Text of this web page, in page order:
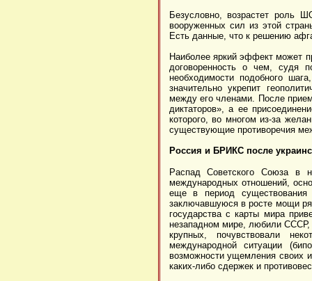
Безусловно, возрастет роль
вооруженных сил из этой
Есть данные, что к решению
Наиболее яркий эффект может
договоренность о чем, судя
необходимости подобного
значительно укрепит
между его членами. После
диктаторов», а ее
которого, во многом из-за
существующие противоречия
Россия и БРИКС после
Распад Советского Союза в
международных отношений,
еще в период существования
заключавшуюся в росте мощи
государства с карты мира
незападном мире, любили СССР,
крупных, почувствовали
международной ситуации
возможности ущемления своих
каких-либо сдержек и